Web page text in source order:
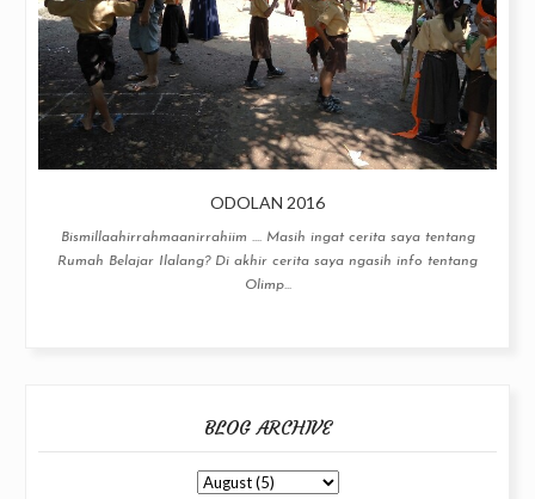
ODOLAN 2016
Bismillaahirrahmaanirrahiim .... Masih ingat cerita saya tentang
Rumah Belajar Ilalang? Di akhir cerita saya ngasih info tentang
Olimp...
BLOG ARCHIVE